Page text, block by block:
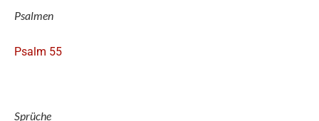
Psalmen
Psalm 55
Sprüche